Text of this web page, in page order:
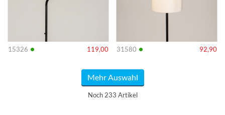
15326 • 119,00 31580 • 92,90
Mehr Auswahl
Noch 233 Artikel